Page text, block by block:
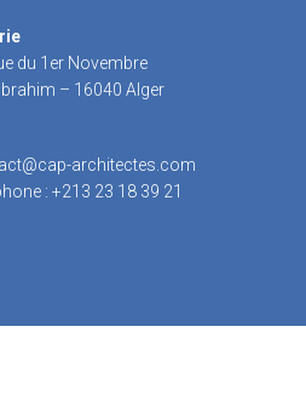
du 1er Novembre
– 16040 Alger
architectes.com
: +213 23 18 39 21